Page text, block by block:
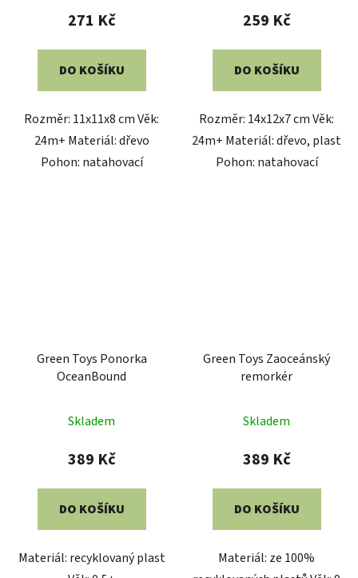
271 Kč
DO KOŠÍKU
Rozměr: 11x11x8 cm Věk:
24m+ Materiál: dřevo
Pohon: natahovací
259 Kč
DO KOŠÍKU
Rozměr: 14x12x7 cm Věk:
24m+ Materiál: dřevo, plast
Pohon: natahovací
Green Toys Ponorka
OceanBound
Skladem
389 Kč
DO KOŠÍKU
Materiál: recyklovaný plast
Green Toys Zaoceánský
remorkér
Skladem
389 Kč
DO KOŠÍKU
Materiál: ze 100%